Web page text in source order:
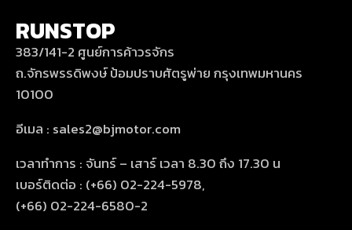
RUNSTOP
383/141-2 ศูนย์การค้าวรจักร
ถ.จักรพรรดิพงษ์ ป้อมปราบศัตรูพ่าย กรุงเทพมหานคร
10100
อีเมล : sales2@bjmotor.com
เวลาทำการ : จันทร์ – เสาร์ เวลา 8.30 ถึง 17.30 น
เบอร์ติดต่อ : (+66) 02-224-5978,
(+66) 02-224-6580-2